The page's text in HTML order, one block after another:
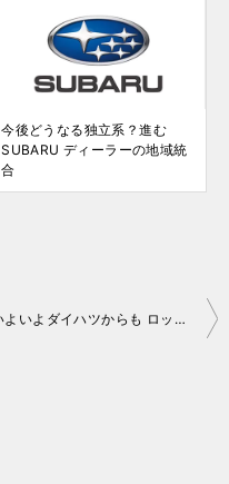
今後どうなる独立系？進む
SUBARU ディーラーの地域統
合
いよいよダイハツからも ロッキー e-SMART ハイブリッドまもなく登場